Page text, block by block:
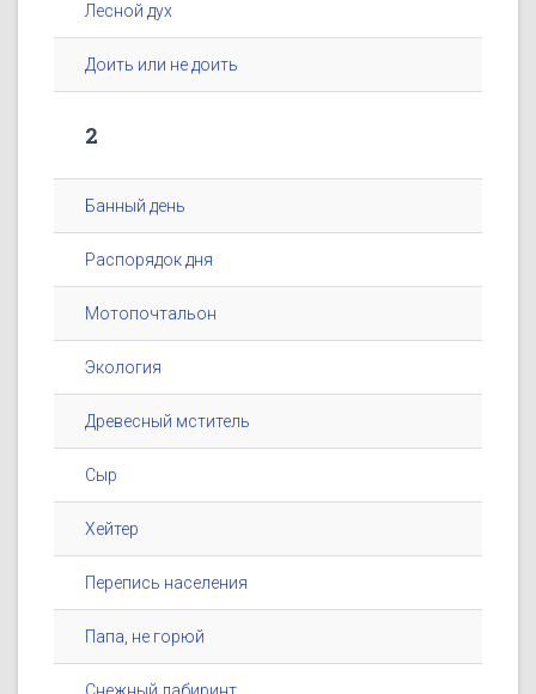
Лесной дух
Доить или не доить
2
Банный день
Распорядок дня
Мотопочтальон
Экология
Древесный мститель
Сыр
Хейтер
Перепись населения
Папа, не горюй